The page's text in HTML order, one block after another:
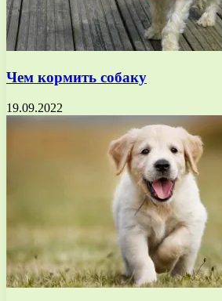
Чем кормить собаку
19.09.2022